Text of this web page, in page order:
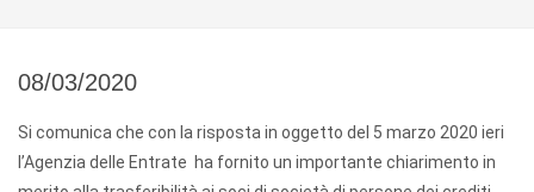
08/03/2020
Si comunica che con la risposta in oggetto del 5 marzo 2020 ieri
l’Agenzia delle Entrate ha fornito un importante chiarimento in